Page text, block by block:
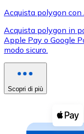
XRP
XRP
Vedi tutto
Buoni cripto
Acquista
Acquista polygon
Acquista polygon in
Apple Pay o Google
modo sicuro.
Scopri di più